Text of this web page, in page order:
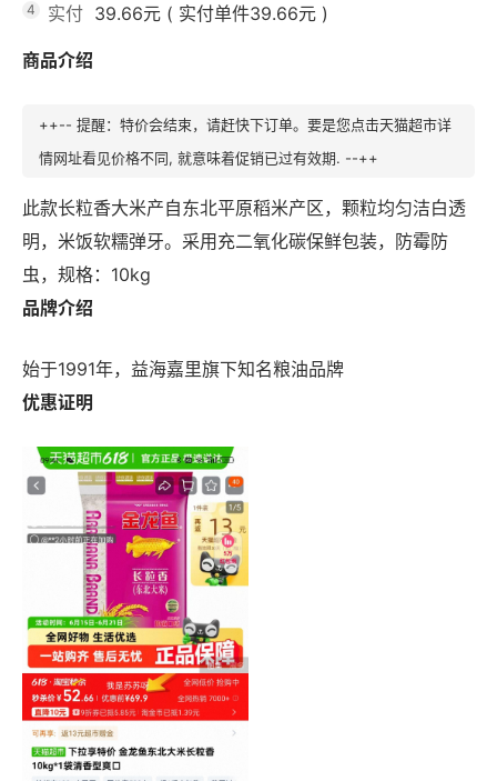
4 实付 39.66元 ( 实付单件39.66元 )
商品介绍
++-- 提醒：特价会结束，请赶快下订单。要是您点击天猫超市详
情网址看见价格不同, 就意味着促销已过有效期. --++
此款长粒香大米产自东北平原稻米产区，颗粒均匀洁白透
明，米饭软糯弹牙。采用充二氧化碳保鲜包装，防霉防
虫，规格：10kg
品牌介绍
始于1991年，益海嘉里旗下知名粮油品牌
优惠证明